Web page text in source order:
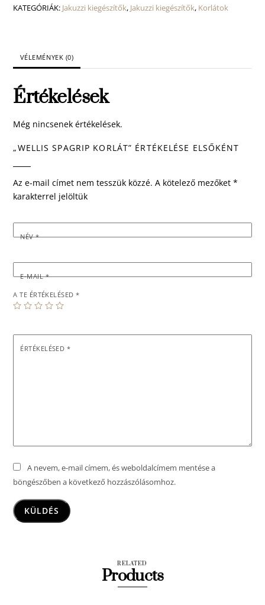
KATEGÓRIÁK: Jakuzzi kiegészítők, Jakuzzi kiegészítők, Korlátok
VÉLEMÉNYEK (0)
Értékelések
Még nincsenek értékelések.
„WELLIS SPAGRIP KORLÁT” ÉRTÉKELÉSE ELSŐKÉNT
Az e-mail címet nem tesszük közzé. A kötelező mezőket*
karakterrel jelöltük
NÉV*
E-MAIL*
A TE ÉRTÉKELÉSED*
ÉRTÉKELÉSED *
A nevem, e-mail címem, és weboldalcímem mentése a
böngészőben a következő hozzászólásomhoz.
RELATED
Products